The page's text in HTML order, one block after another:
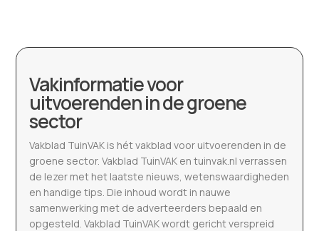
Vakinformatie voor
uitvoerenden in de groene
sector
Vakblad TuinVAK is hét vakblad voor uitvoerenden in de
groene sector. Vakblad TuinVAK en tuinvak.nl verrassen
de lezer met het laatste nieuws, wetenswaardigheden
en handige tips. Die inhoud wordt in nauwe
samenwerking met de adverteerders bepaald en
opgesteld. Vakblad TuinVAK wordt gericht verspreid